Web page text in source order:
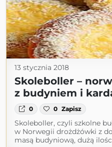
13 stycznia 2018
Skoleboller –
z budyniem i
0 0 Zapisz
Skoleboller, czyli szkolne
w Norwegii drożdżówki z
masą budyniową, dużą